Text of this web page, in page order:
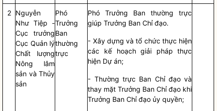
2 Nguyễn
Như Tiệp -
Cục trưởng
Cục Quản lý
Chất lượng
Nông lâm
sản và Thủy
sản
Phó
Trưởng
Ban
thường
trực
Phó Trưởng Ban thường trực
giúp Trưởng BanChỉ đạo.
- Xây dựng và tổ chức thực hiện
các kế hoạch giải pháp thực
hiện Dự án;
- Thường trực Ban Chỉ đạo và
thay mặt Trưởng BanChỉ đạo khi
Trưởng BanChỉ đạo ủyquyền;